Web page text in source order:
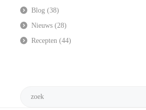
Blog (38)
Nieuws (28)
Recepten (44)